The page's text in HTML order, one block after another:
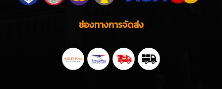
ช่องทางการจัดส่ง